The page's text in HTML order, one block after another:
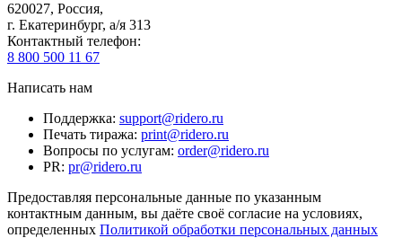
620027, Россия,
г. Екатеринбург, а/я 313
Контактный телефон:
8 800 500 11 67
Написать нам
Поддержка: support@ridero.ru
Печать тиража: print@ridero.ru
Вопросы по услугам: order@ridero.ru
PR: pr@ridero.ru
Предоставляя персональные данные по указанным
контактным данным, вы даёте своё согласие на условиях,
определенных Политикой обработки персональных данных